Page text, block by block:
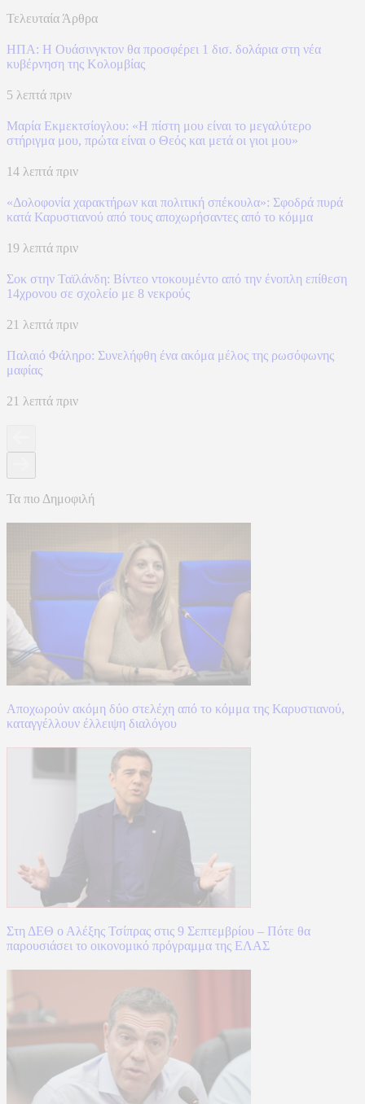
Τελευταία Άρθρα
ΗΠΑ: H Ουάσινγκτον θα προσφέρει 1 δισ. δολάρια στη νέα
κυβέρνηση της Κολομβίας
5 λεπτά πριν
Μαρία Εκμεκτσίογλου: «Η πίστη μου είναι το μεγαλύτερο
στήριγμα μου, πρώτα είναι ο Θεός και μετά οι γιοι μου»
14 λεπτά πριν
«Δολοφονία χαρακτήρων και πολιτική σπέκουλα»: Σφοδρά πυρά
κατά Καρυστιανού από τους αποχωρήσαντες από το κόμμα
19 λεπτά πριν
Σοκ στην Ταϊλάνδη: Βίντεο ντοκουμέντο από την ένοπλη επίθεση
14χρονου σε σχολείο με 8 νεκρούς
21 λεπτά πριν
Παλαιό Φάληρο: Συνελήφθη ένα ακόμα μέλος της ρωσόφωνης
μαφίας
21 λεπτά πριν
Τα πιο Δημοφιλή
Αποχωρούν ακόμη δύο στελέχη από το κόμμα της Καρυστιανού,
καταγγέλλουν έλλειψη διαλόγου
Στη ΔΕΘ ο Αλέξης Τσίπρας στις 9 Σεπτεμβρίου – Πότε θα
παρουσιάσει το οικονομικό πρόγραμμα της ΕΛΑΣ